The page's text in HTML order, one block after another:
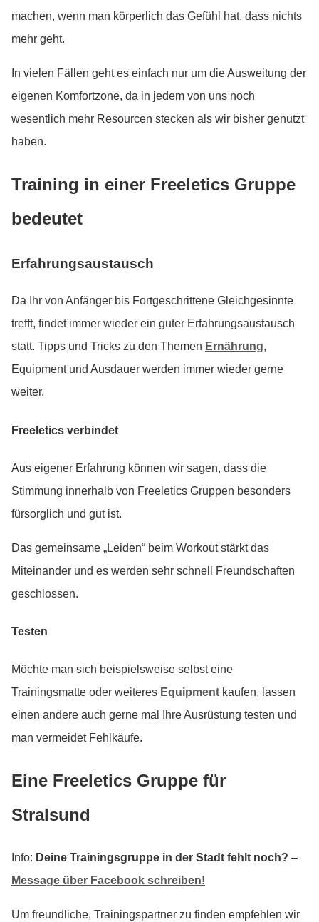
machen, wenn man körperlich das Gefühl hat, dass nichts
mehr geht.
In vielen Fällen geht es einfach nur um die Ausweitung der
eigenen Komfortzone, da in jedem von uns noch
wesentlich mehr Resourcen stecken als wir bisher genutzt
haben.
Training in einer Freeletics Gruppe
bedeutet
Erfahrungsaustausch
Da Ihr von Anfänger bis Fortgeschrittene Gleichgesinnte
trefft, findet immer wieder ein guter Erfahrungsaustausch
statt. Tipps und Tricks zu den Themen Ernährung,
Equipment und Ausdauer werden immer wieder gerne
weiter.
Freeletics verbindet
Aus eigener Erfahrung können wir sagen, dass die
Stimmung innerhalb von Freeletics Gruppen besonders
fürsorglich und gut ist.
Das gemeinsame „Leiden“ beim Workout stärkt das
Miteinander und es werden sehr schnell Freundschaften
geschlossen.
Testen
Möchte man sich beispielsweise selbst eine
Trainingsmatte oder weiteres Equipment kaufen, lassen
einen andere auch gerne mal Ihre Ausrüstung testen und
man vermeidet Fehlkäufe.
Eine Freeletics Gruppe für
Stralsund
Info: Deine Trainingsgruppe in der Stadt fehlt noch? –
Message über Facebook schreiben!
Um freundliche, Trainingspartner zu finden empfehlen wir